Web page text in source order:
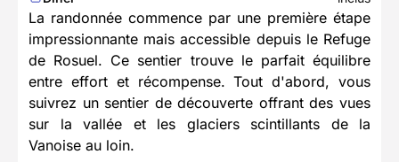
La randonnée commence par une première étape
impressionnante mais accessible depuis le Refuge
de Rosuel. Ce sentier trouve le parfait équilibre
entre effort et récompense. Tout d'abord, vous
suivrez un sentier de découverte offrant des vues
sur la vallée et les glaciers scintillants de la
Vanoise au loin.